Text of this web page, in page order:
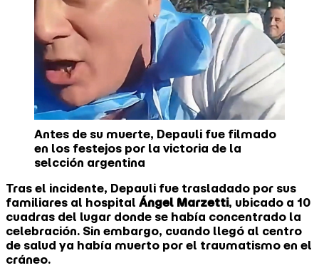
Antes de su muerte, Depauli fue filmado
en los festejos por la victoria de la
selcción argentina
Tras el incidente, Depauli fue trasladado por sus
familiares al hospital Ángel Marzetti, ubicado a 10
cuadras del lugar donde se había concentrado la
celebración. Sin embargo, cuando llegó al centro
de salud ya había muerto por el traumatismo en el
cráneo.